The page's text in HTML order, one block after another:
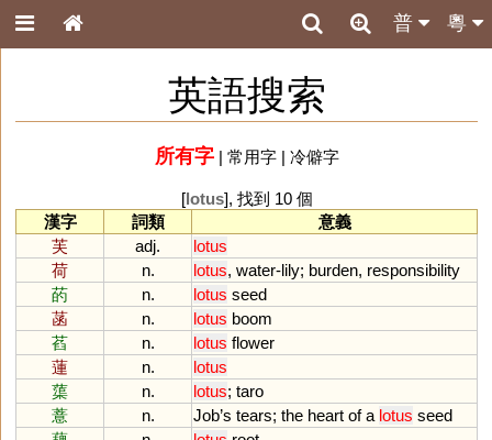
粵
普
英語搜索
所有字| 常用字| 冷僻字
[lotus], 找到 10 個
漢字
詞類
意義
芙
adj.
lotus
荷
n. lotus, water-lily; burden, responsibility
菂
n. lotus seed
菡
n. lotus boom
萏
n. lotus flower
蓮
n.
lotus
蕖
n. lotus; taro
薏
n. Job’s tears; the heart of a lotus seed